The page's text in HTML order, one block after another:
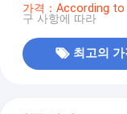
가격：According
구 사항에 따라
최고의 가